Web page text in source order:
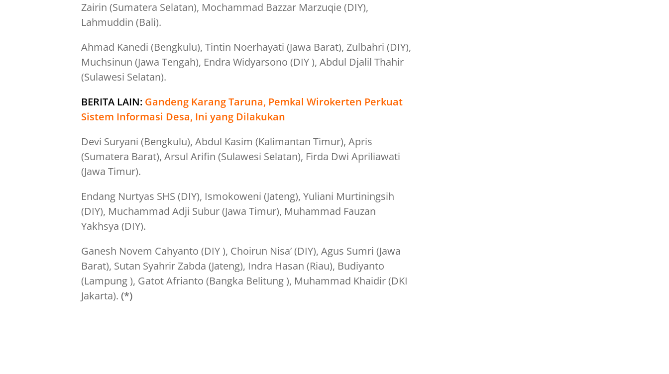
Zairin (Sumatera Selatan), Mochammad Bazzar Marzuqie (DIY),
Lahmuddin (Bali).
Ahmad Kanedi (Bengkulu), Tintin Noerhayati (Jawa Barat), Zulbahri (DIY),
Muchsinun (Jawa Tengah), Endra Widyarsono (DIY ), Abdul Djalil Thahir
(Sulawesi Selatan).
BERITA LAIN: Gandeng Karang Taruna, Pemkal Wirokerten Perkuat
Sistem Informasi Desa, Ini yang Dilakukan
Devi Suryani (Bengkulu), Abdul Kasim (Kalimantan Timur), Apris
(Sumatera Barat), Arsul Arifin (Sulawesi Selatan), Firda Dwi Apriliawati
(Jawa Timur).
Endang Nurtyas SHS (DIY), Ismokoweni (Jateng), Yuliani Murtiningsih
(DIY), Muchammad Adji Subur (Jawa Timur), Muhammad Fauzan
Yakhsya (DIY).
Ganesh Novem Cahyanto (DIY ), Choirun Nisa’ (DIY), Agus Sumri (Jawa
Barat), Sutan Syahrir Zabda (Jateng), Indra Hasan (Riau), Budiyanto
(Lampung ), Gatot Afrianto (Bangka Belitung ), Muhammad Khaidir (DKI
Jakarta). (*)